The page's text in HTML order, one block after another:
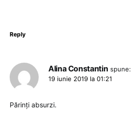
Reply
Alina Constantin spune:
19 iunie 2019 la 01:21
Părinți absurzi.